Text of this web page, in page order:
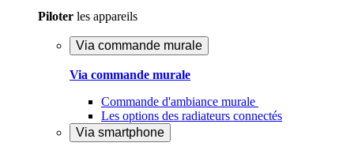
Piloter les appareils
Via commande murale
Via commande murale
Commande d'ambiance murale
Les options des radiateurs connectés
Via smartphone